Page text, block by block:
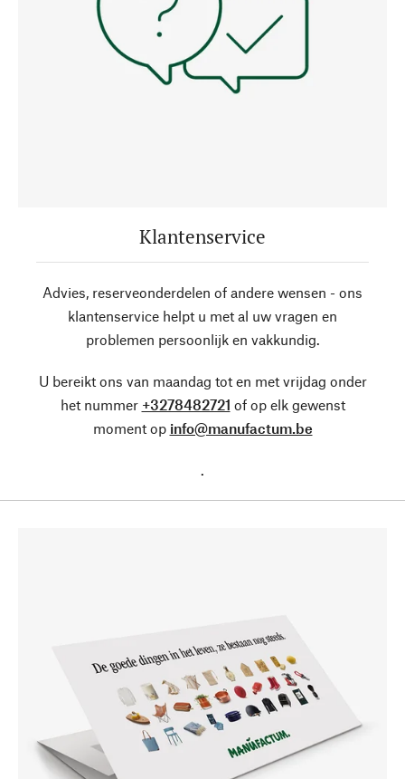
Klantenservice
Advies, reserveonderdelen of andere wensen - ons
klantenservice helpt u met al uw vragen en
problemen persoonlijk en vakkundig.
U bereikt ons van maandag tot en met vrijdag onder
het nummer +3278482721 of op elk gewenst
moment op info@manufactum.be
.